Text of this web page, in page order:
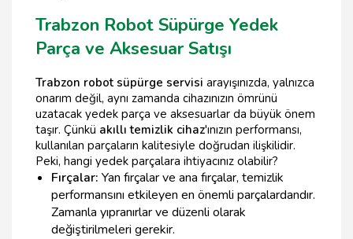
Trabzon Robot Süpürge Yedek
Parça ve Aksesuar Satışı
Trabzon robot süpürge servisi arayışınızda, yalnızca
onarım değil, aynı zamanda cihazınızın ömrünü
uzatacak yedek parça ve aksesuarlar da büyük önem
taşır. Çünkü akıllı temizlik cihaz'ınızın performansı,
kullanılan parçaların kalitesiyle doğrudan ilişkilidir.
Peki, hangi yedek parçalara ihtiyacınız olabilir?
Fırçalar: Yan fırçalar ve ana fırçalar, temizlik
performansını etkileyen en önemli parçalardandır.
Zamanla yıpranırlar ve düzenli olarak
değiştirilmeleri gerekir.